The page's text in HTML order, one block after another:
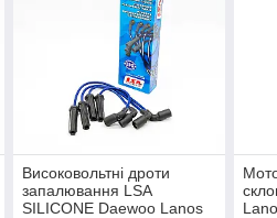
Високовольтні дроти
запалювання LSA
SILICONE Daewoo Lanos